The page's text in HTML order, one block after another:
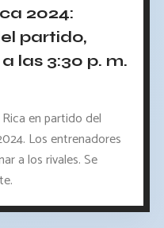
2024:
partido,
las 3:30 p. m.
en partido del
Los entrenadores
a los rivales. Se